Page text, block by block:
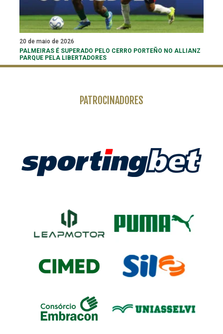
20 de maio de 2026
PALMEIRAS É SUPERADO PELO CERRO PORTEÑO NO ALLIANZ
PARQUE PELA LIBERTADORES
PATROCINADORES